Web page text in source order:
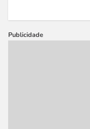
Publicidade